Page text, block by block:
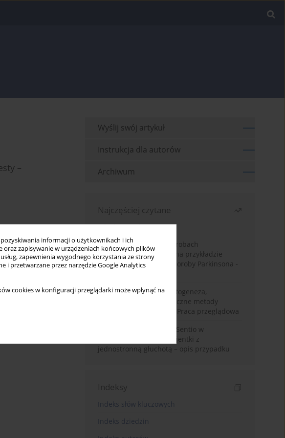
informacji o użytkownikach i ich
zapisywanie w urządzeniach końcowych plików
zapewnienia wygodnego korzystania ze strony
i przetwarzane przez narzędzie Google Analytics
cookies w konfiguracji przeglądarki może wpłynąć na
–
Wyślij swój artykuł
Instrukcja dla autorów
Archiwum
Najczęściej czytane
Miesiąc
Rok
Badanie zmysłów w chorobach
neurodegeneracyjnych na przykładzie
choroby Alzheimera i choroby Parkinsona -
Choroba Meniere’a – patogeneza,
diagnostyka, niechirurgiczne metody
leczenia i kontrowersje. Praca przeglądowa
Wykorzystanie systemu Sentio w
konfiguracji CROS u pacjentki z
jednostronną głuchotą – opis przypadku
Indeksy
Indeks słów kluczowych
Indeks dziedzin